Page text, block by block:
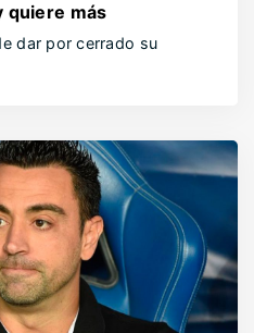
quiere más
dar por cerrado su